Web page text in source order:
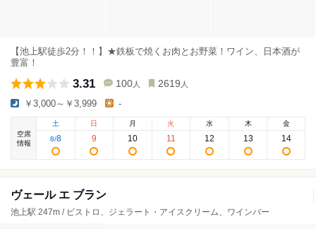
【池上駅徒歩2分！！】★鉄板で焼くお肉とお野菜！ワイン、日本酒が
豊富！
3.31 100 人 2619 人
￥3,000～￥3,999 -
空席
情報
土
8/8
日
9
月
10
火
11
水
12
木
13
金
14
ヴェール エ ブラン
池上駅 247m / ビストロ、ジェラート・アイスクリーム、ワインバー